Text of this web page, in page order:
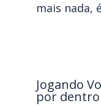
mais nada,
Jogando
por dentro